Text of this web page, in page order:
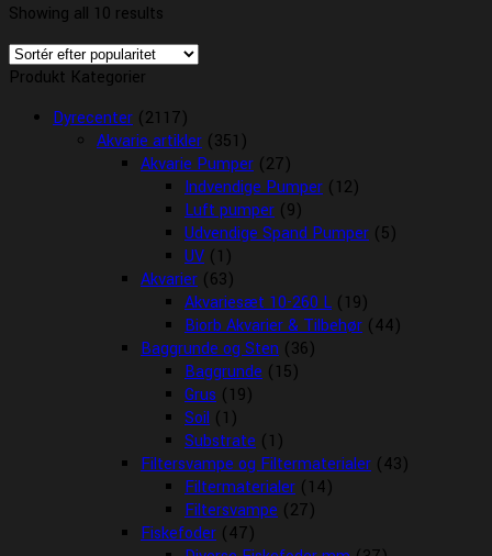
Showing all 10 results
Produkt Kategorier
Dyrecenter (2117)
Akvarie artikler (351)
Akvarie Pumper (27)
Indvendige Pumper (12)
Luft pumper (9)
Udvendige Spand Pumper (5)
UV (1)
Akvarier (63)
Akvariesæt 10-260 L (19)
Biorb Akvarier & Tilbehør (44)
Baggrunde og Sten (36)
Baggrunde (15)
Grus (19)
Soil (1)
Substrate (1)
Filtersvampe og Filtermaterialer (43)
Filtermaterialer (14)
Filtersvampe (27)
Fiskefoder (47)